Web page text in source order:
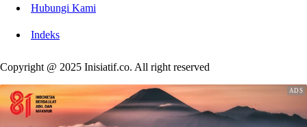
Hubungi Kami
Indeks
Copyright @ 2025 Inisiatif.co. All right reserved